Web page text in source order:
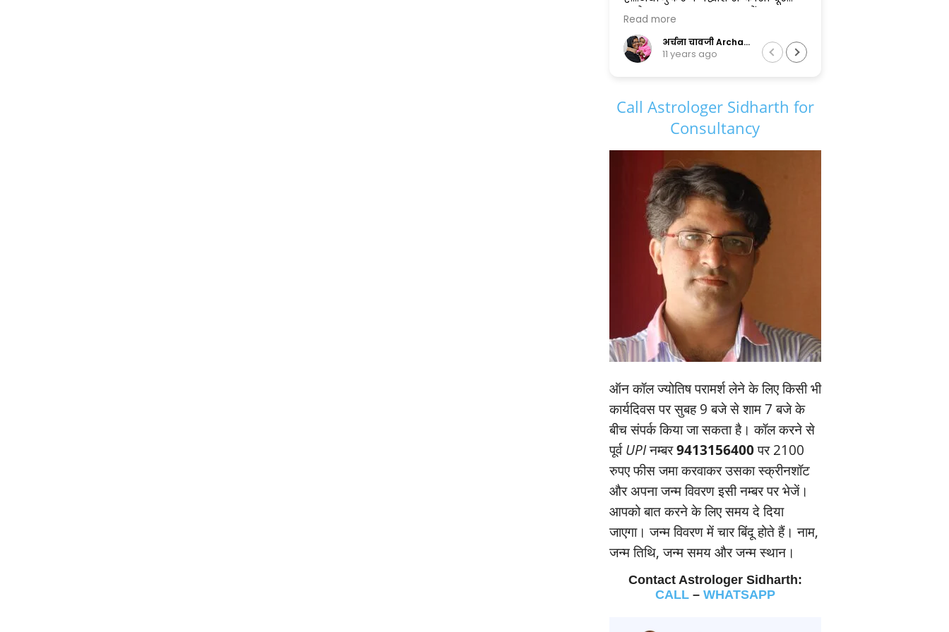
....और स्पष्ट.......सरल भाषा में......
एक सुलझी सोच के मालिक सिद्धार्थ
जी पिछली और अगली दोनों पीढ़ियों के
सामंजस्य को बनाए रखने में सफल
अर्चना चावजी Archana Chaoji (मायरा की नानी)
and hope, making life's journey
smoother and more meaningful.
1 year ago
Call Astrologer Sidharth for
Consultancy
ऑन कॉल ज्‍योतिष परामर्श लेने के लिए किसी भी
कार्यदिवस पर सुबह 9 बजे से शाम 7 बजे के
बीच संपर्क किया जा सकता है। कॉल करने से
पूर्वUPIनम्‍बर9413156400पर 2100
रुपए फीस जमा करवाकर उसका स्‍क्रीनशॉट
और अपना जन्‍म विवरण इसी नम्‍बर पर भेजें।
आपको बात करने के लिए समय दे दिया
जाएगा। जन्‍म विवरण में चार बिंदू होते हैं। नाम,
जन्‍म तिथि, जन्‍म समय और जन्‍म स्‍थान।
Contact Astrologer Sidharth:
CALL– WHATSAPP